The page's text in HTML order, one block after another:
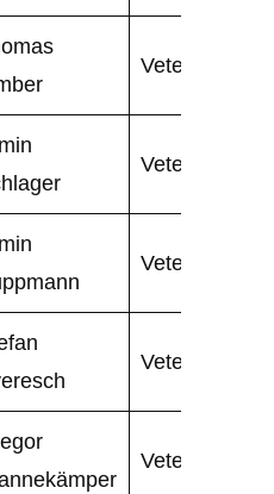
Veteran
Veteran
Veteran
Veteran
Veteran